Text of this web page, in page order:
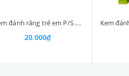
Kem đánh răng trẻ em P/S hương trái cây ngừa sâu răng và bảo vệ men răng tuýp (40-:-45)gr
20.000₫